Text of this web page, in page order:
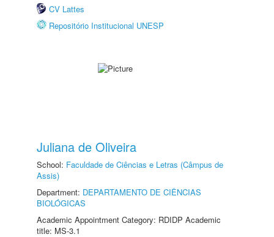
CV Lattes
Repositório Institucional UNESP
Juliana de Oliveira
School: Faculdade de Ciências e Letras (Câmpus de
Assis)
Department: DEPARTAMENTO DE CIÊNCIAS
BIOLÓGICAS
Academic Appointment Category: RDIDP Academic
title: MS-3.1